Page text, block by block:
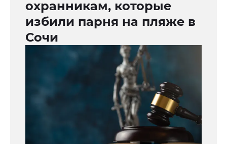
охранникам, которые
избили парня на пляже в
Сочи